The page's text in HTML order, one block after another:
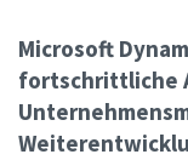
Microsoft
fortschrittliche